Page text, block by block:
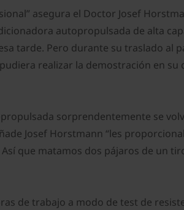
asegura el Doctor Josef
autopropulsada de alta
tarde. Pero durante su traslado al
realizar la demostración en su
sorprendentemente se
Josef Horstmann “les
que matamos dos pájaros de un
de trabajo a modo de test de